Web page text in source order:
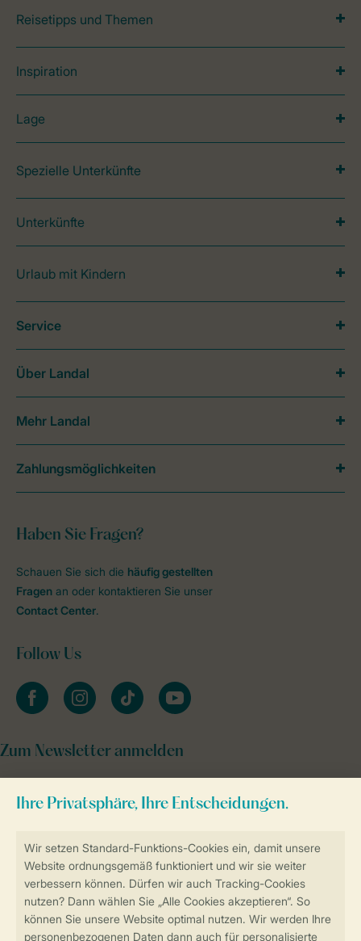
Sicher und schnell zur Online-Buchung
Sichere Datenübertragung
Reisetipps und Themen
Inspiration
Lage
Spezielle Unterkünfte
Unterkünfte
Urlaub mit Kindern
Haben Sie Fragen?
Schauen Sie sich die häufig gestellten
Fragen an oder kontaktieren Sie unser
Contact Center.
Follow Us
facebookinstagramtiktok youtube
Zum Newsletter anmelden
Service
Über Landal
Mehr Landal
Zahlungsmöglichkeiten